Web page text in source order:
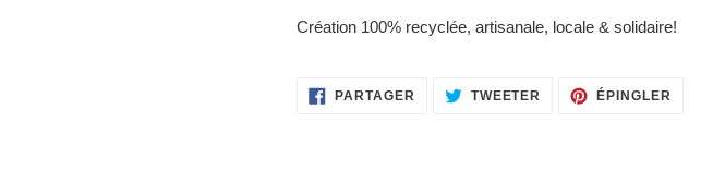
Création 100% recyclée, artisanale, locale & solidaire!
PARTAGER PARTAGER
SUR
TWEETER TWEETER
SUR
ÉPINGLER